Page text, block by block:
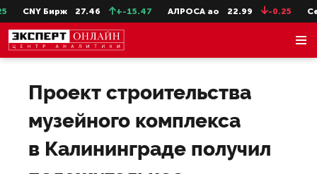
CNY Бирж 27.46 +-15.47 АЛРОСА ао 22.99 -0.25
Проект строительства
музейного комплекса
в Калининграде получил